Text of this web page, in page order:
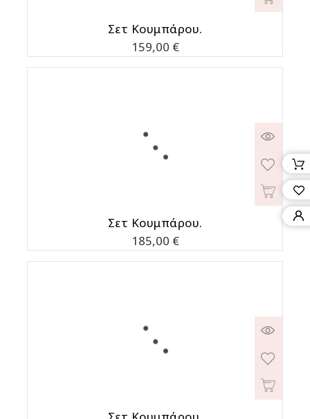
Σετ Κουμπάρου.
Τιμή
159,00 €
Σετ Κουμπάρου.
Τιμή
185,00 €